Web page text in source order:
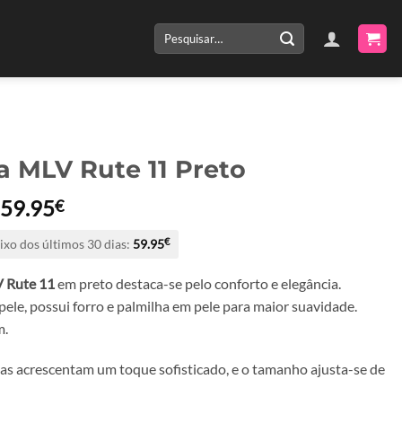
Pesquisar
por:
MLV Rute 11 Preto
O
original
119.90€.
59.95€O
atual
59.95€.
dos últimos 30 dias: 59.95€
Rute 11 em preto destaca-se pelo conforto e elegância.
possui forro e palmilha em pele para maior suavidade.
acrescentam um toque sofisticado, e o tamanho ajusta-se de